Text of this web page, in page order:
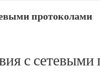
протоколами
с сетевыми